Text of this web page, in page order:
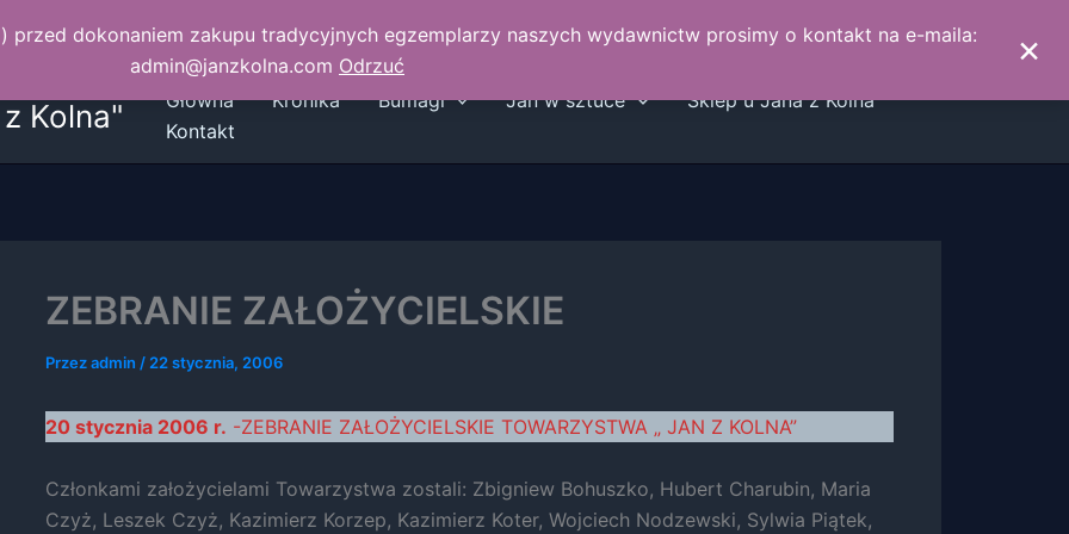
przed dokonaniem zakupu tradycyjnych egzemplarzy naszych wydawnictw prosimy o kontakt na e-maila:
admin@janzkolna.com Odrzuć
Kolna" Główna Kronika Bumagi Jan w sztuce
Sklep u Jana z Kolna
Kontakt
ZEBRANIE ZAŁOŻYCIELSKIE
Przezadmin / 22 stycznia, 2006
20 stycznia 2006 r. -ZEBRANIE ZAŁOŻYCIELSKIE TOWARZYSTWA „ JAN Z KOLNA”
Członkami założycielami Towarzystwa zostali: Zbigniew Bohuszko, Hubert Charubin, Maria
Czyż, Leszek Czyż, Kazimierz Korzep, Kazimierz Koter, Wojciech Nodzewski, Sylwia Piątek,
×